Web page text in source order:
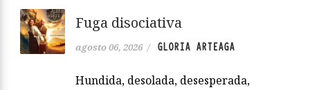
Fuga disociativa
agosto 06, 2026 / GLORIA ARTEAGA
Hundida, desolada, desesperada,